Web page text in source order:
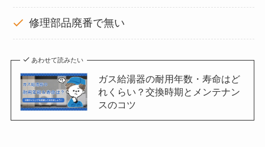
修理部品廃番で無い
あわせて読みたい
ガス給湯器の耐用年数・寿命はど
れくらい？交換時期とメンテナン
スのコツ